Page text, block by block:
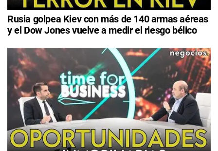
Rusia golpea Kiev con más de 140 armas aéreas
y el Dow Jones vuelve a medir el riesgo bélico